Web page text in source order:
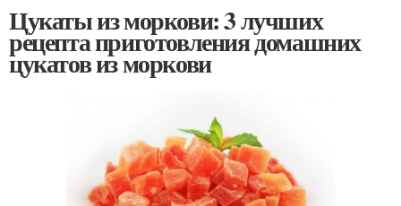
Цукаты из моркови: 3 лучших
рецепта приготовления домашних
цукатов из моркови